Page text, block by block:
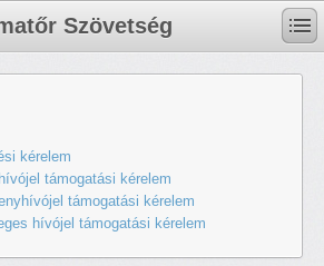
Szövetség
kérelem
támogatási kérelem
támogatási kérelem
hívójel támogatási kérelem